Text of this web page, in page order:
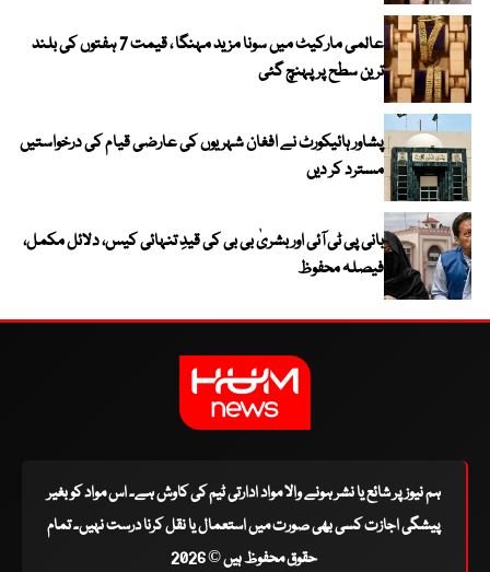
عالمی مارکیٹ میں سونا مزید مہنگا ، قیمت 7 ہفتوں کی بلند
ترین سطح پر پہنچ گئی
پشاور ہائیکورٹ نے افغان شہریوں کی عارضی قیام کی درخواستیں
مسترد کر دیں
بانی پی ٹی آئی اور بشریٰ بی بی کی قیدِ تنہائی کیس، دلائل مکمل،
فیصلہ محفوظ
ہم نیوز پر شائع یا نشر ہونے والا مواد ادارتی ٹیم کی کاوش ہے۔ اس مواد کو بغیر
پیشگی اجازت کسی بھی صورت میں استعمال یا نقل کرنا درست نہیں۔ تمام
حقوق محفوظ ہیں © 2026